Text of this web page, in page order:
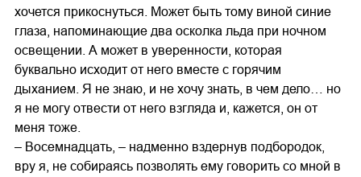
хочется прикоснуться. Может быть тому виной синие
глаза, напоминающие два осколка льда при ночном
освещении. А может в уверенности, которая
буквально исходит от него вместе с горячим
дыханием. Я не знаю, и не хочу знать, в чем дело… но
я не могу отвести от него взгляда и, кажется, он от
меня тоже.
– Восемнадцать, – надменно вздернув подбородок,
вру я, не собираясь позволять ему говорить со мной в